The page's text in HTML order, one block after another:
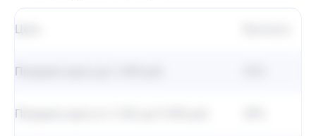
Продажа курса до 1 000 руб.
Продажа курса от 1 001 до 5 000 руб.